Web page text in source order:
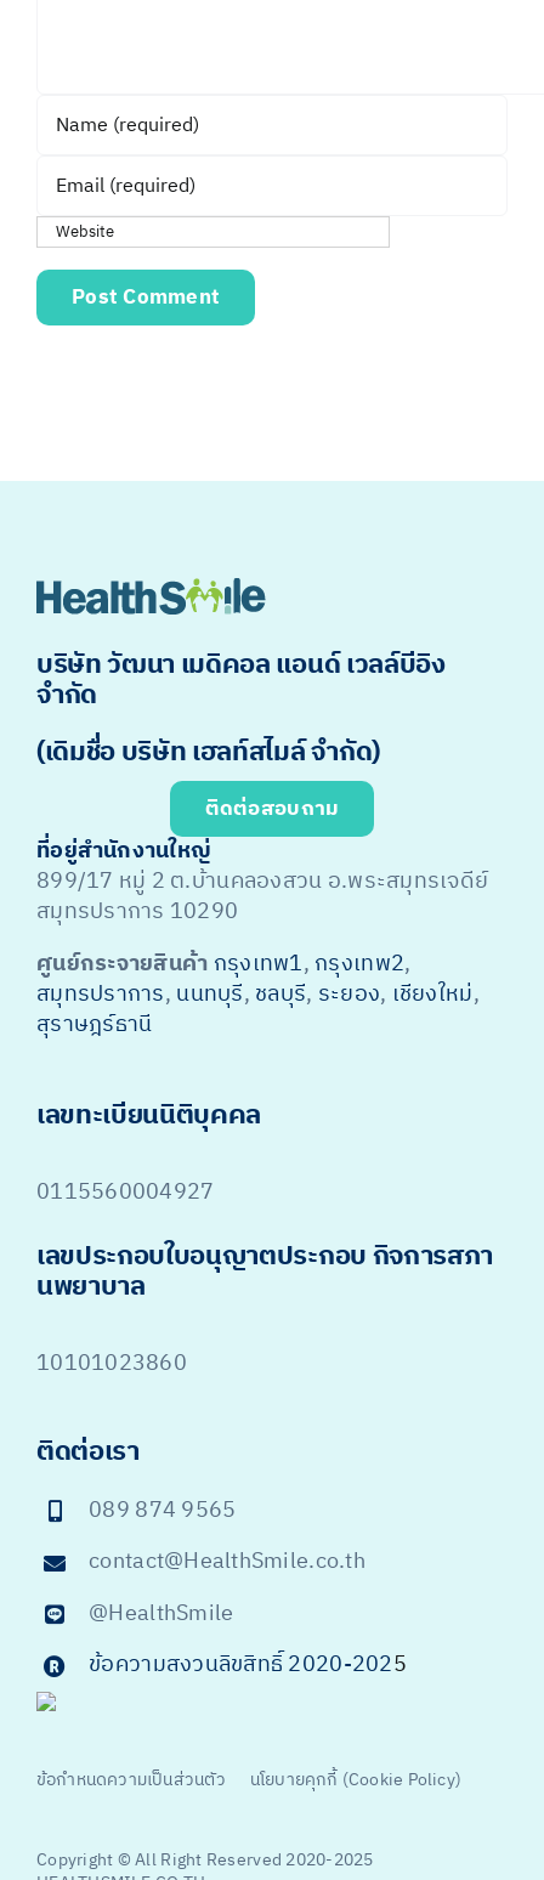
บริษัท วัฒนา เมดิคอล แอนด์ เวลล์บีอิง
จำกัด
(เดิมชื่อ บริษัท เฮลท์สไมล์ จำกัด)
ติดต่อสอบถาม
ที่อยู่สำนักงานใหญ่
899/17 หมู่ 2 ต.บ้านคลองสวน อ.พระสมุทรเจดีย์
สมุทรปราการ 10290
ศูนย์กระจายสินค้า กรุงเทพ1, กรุงเทพ2,
สมุทรปราการ, นนทบุรี, ชลบุรี, ระยอง, เชียงใหม่,
สุราษฎร์ธานี
เลขทะเบียนนิติบุคคล
0115560004927
เลขประกอบใบอนุญาตประกอบ กิจการสภา
นพยาบาล
10101023860
ติดต่อเรา
089 874 9565
contact@HealthSmile.co.th
@HealthSmile
ข้อความสงวนลิขสิทธิ์ 2020-2025
ข้อกำหนดความเป็นส่วนตัว นโยบายคุกกี้ (Cookie Policy)
Copyright © All Right Reserved 2020-2025